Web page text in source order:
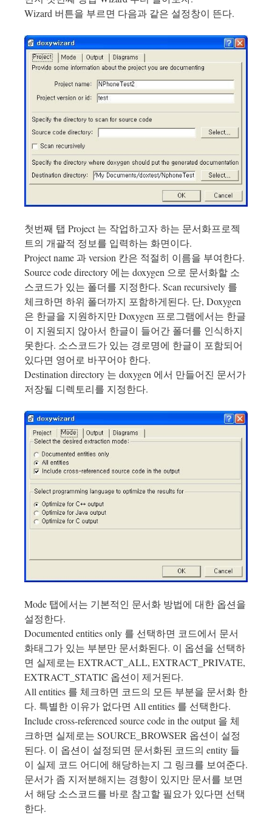
Wizard 버튼을 부르면 다음과 같은 설정창이 뜬다.
첫번째 탭 Project 는 작업하고자 하는 문서화프로젝
트의 개괄적 정보를 입력하는 화면이다.
Project name 과 version 칸은 적절히 이름을 부여한다.
Source code directory 에는 doxygen 으로 문서화할 소
스코드가 있는 폴더를 지정한다. Scan recursively 를
체크하면 하위 폴더까지 포함하게된다. 단, Doxygen
은 한글을 지원하지만 Doxygen 프로그램에서는 한글
이 지원되지 않아서 한글이 들어간 폴더를 인식하지
못한다. 소스코드가 있는 경로명에 한글이 포함되어
있다면 영어로 바꾸어야 한다.
Destination directory 는 doxygen 에서 만들어진 문서가
저장될 디렉토리를 지정한다.
Mode 탭에서는 기본적인 문서화 방법에 대한 옵션을
설정한다.
Documented entities only 를 선택하면 코드에서 문서
화태그가 있는 부분만 문서화된다. 이 옵션을 선택하
면 실제로는 EXTRACT_ALL, EXTRACT_PRIVATE,
EXTRACT_STATIC 옵션이 제거된다.
All entities 를 체크하면 코드의 모든 부분을 문서화 한
다. 특별한 이유가 없다면 All entities 를 선택한다.
Include cross-referenced source code in the output 을 체
크하면 실제로는 SOURCE_BROWSER 옵션이 설정
된다. 이 옵션이 설정되면 문서화된 코드의 entity 들
이 실제 코드 어디에 해당하는지 그 링크를 보여준다.
문서가 좀 지저분해지는 경향이 있지만 문서를 보면
서 해당 소스코드를 바로 참고할 필요가 있다면 선택
한다.